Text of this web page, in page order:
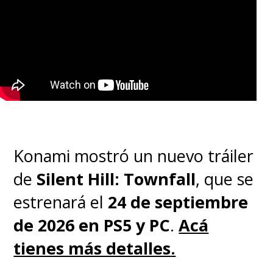
Konami mostró un nuevo tráiler
de Silent Hill: Townfall, que se
estrenará el 24 de septiembre
de 2026 en PS5 y PC.Acá
tienes más detalles.